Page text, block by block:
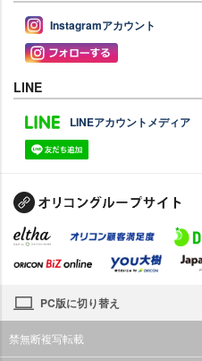
Instagramアカウント
LINE
LINEアカウントメディア
PC版に切り替え
禁無断複写転載